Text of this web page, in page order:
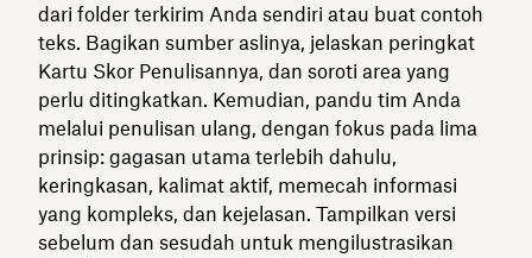
dari folder terkirim Anda sendiri atau buat contoh
teks. Bagikan sumber aslinya, jelaskan peringkat
Kartu Skor Penulisannya, dan soroti area yang
perlu ditingkatkan. Kemudian, pandu tim Anda
melalui penulisan ulang, dengan fokus pada lima
prinsip: gagasan utama terlebih dahulu,
keringkasan, kalimat aktif, memecah informasi
yang kompleks, dan kejelasan. Tampilkan versi
sebelum dan sesudah untuk mengilustrasikan